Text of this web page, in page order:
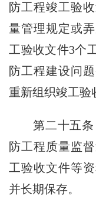
防工程竣工验
量管理规定或
工验收文件3个
防工程建设问
重新组织竣工验
第二十五条
防工程质量监
工验收文件等
并长期保存。